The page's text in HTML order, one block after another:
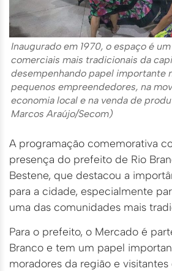
Inaugurado em 1970, o espaço é
comerciais mais tradicionais da
desempenhando papel importante
pequenos empreendedores, na
economia local e na venda de
Marcos Araújo/Secom)
A programação comemorativa
presença do prefeito de Rio
Bestene, que destacou a
para a cidade, especialmente
uma das comunidades mais
Para o prefeito, o Mercado é
Branco e tem um papel
moradores da região e